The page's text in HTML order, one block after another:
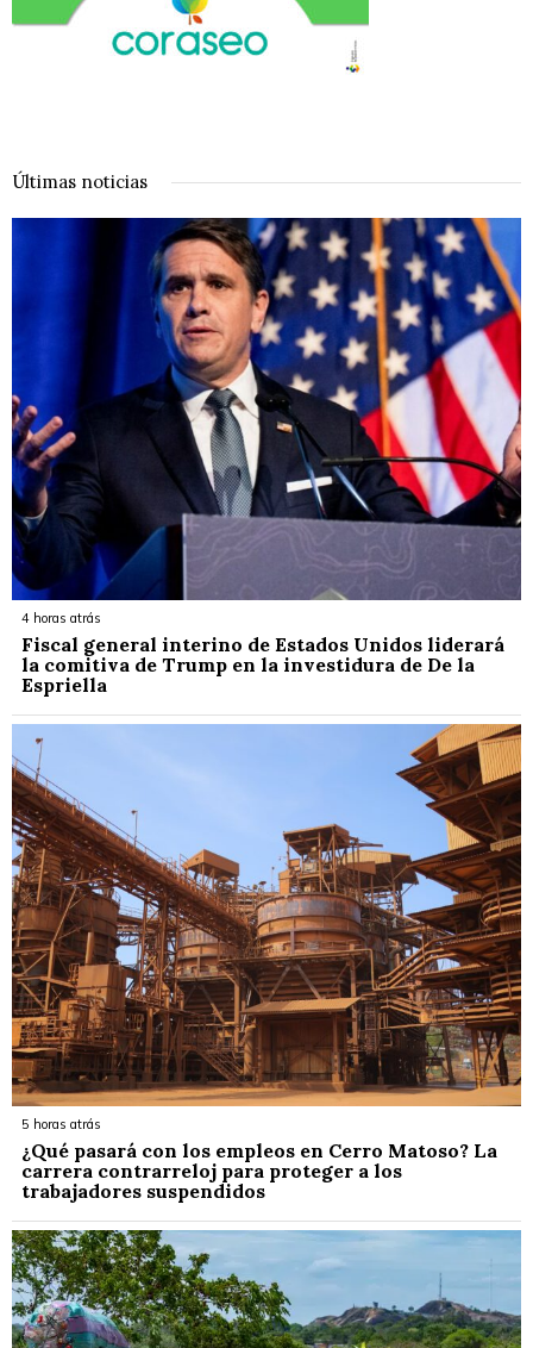
Últimas noticias
4 horas atrás
Fiscal general interino de Estados Unidos liderará
la comitiva de Trump en la investidura de De la
Espriella
5 horas atrás
¿Qué pasará con los empleos en Cerro Matoso? La
carrera contrarreloj para proteger a los
trabajadores suspendidos